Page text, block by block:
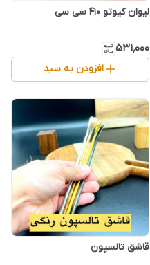
لیوان کیوتو ۴۱۰ سی سی
۵۳۱٬۰۰۰
افزودن به سبد
قاشق تالسپون